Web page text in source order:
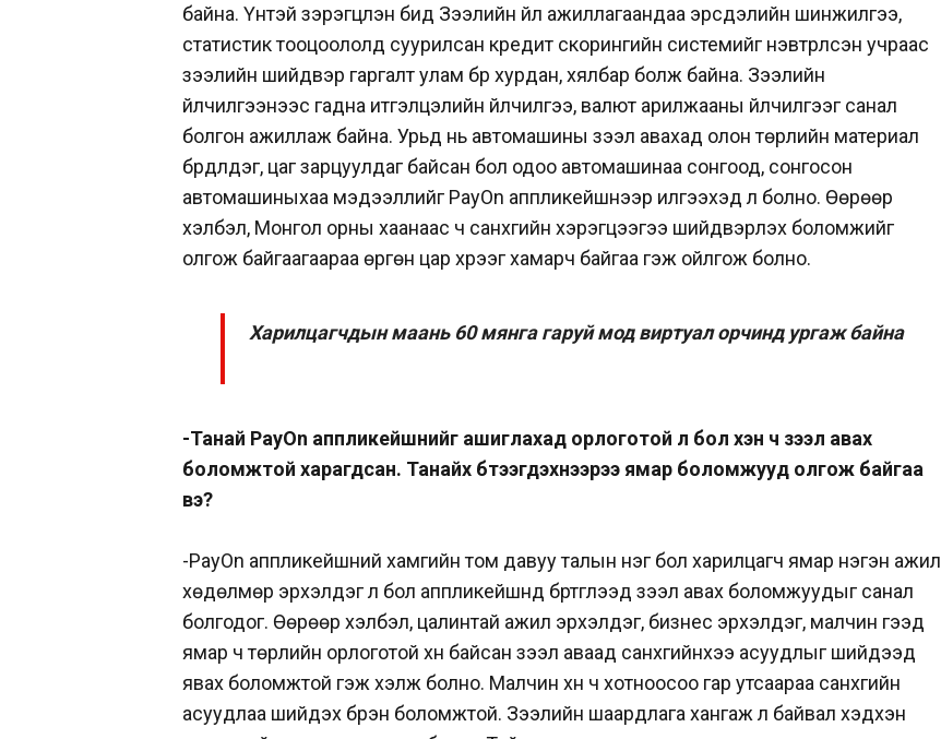
байна. Үүнтэй зэрэгцүүлэн бид Зээлийн үйл ажиллагаандаа эрсдэлийн шинжилгээ,
статистик тооцоололд суурилсан кредит скорингийн системийг нэвтрүүлсэн учраас
зээлийн шийдвэр гаргалт улам бүр хурдан, хялбар болж байна. Зээлийн
үйлчилгээнээс гадна итгэлцэлийн үйлчилгээ, валют арилжааны үйлчилгээг санал
болгон ажиллаж байна. Урьд нь автомашины зээл авахад олон төрлийн материал
бүрдүүлдэг, цаг зарцуулдаг байсан бол одоо автомашинаа сонгоод, сонгосон
автомашиныхаа мэдээллийг PayOn аппликейшнээр илгээхэд л болно. Өөрөөр
хэлбэл, Монгол орны хаанаас ч санхүүгийн хэрэгцээгээ шийдвэрлэх боломжийг
олгож байгаагаараа өргөн цар хүрээг хамарч байгаа гэж ойлгож болно.
Харилцагчдын маань 60 мянга гаруй мод виртуал орчинд ургаж байна
-Танай PayOn аппликейшнийг ашиглахад орлоготой л бол хэн ч зээл авах
боломжтой харагдсан. Танайх бүтээгдэхүүнээрээ ямар боломжууд олгож байгаа
вэ?
-PayOn аппликейшний хамгийн том давуу талын нэг бол харилцагч ямар нэгэн ажил
хөдөлмөр эрхэлдэг л бол аппликейшнд бүртгүүлээд зээл авах боломжуудыг санал
болгодог. Өөрөөр хэлбэл, цалинтай ажил эрхэлдэг, бизнес эрхэлдэг, малчин гээд
ямар ч төрлийн орлоготой хүн байсан зээл аваад санхүүгийнхээ асуудлыг шийдээд
явах боломжтой гэж хэлж болно. Малчин хүн ч хотноосоо гар утсаараа санхүүгийн
асуудлаа шийдэх бүрэн боломжтой. Зээлийн шаардлага хангаж л байвал хэдхэн